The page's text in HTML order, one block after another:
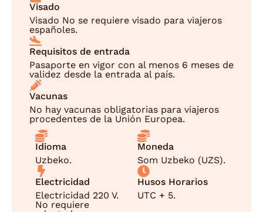
Visado
Visado No se requiere visado para viajeros
españoles.
Requisitos de entrada
Pasaporte en vigor con al menos 6 meses de
validez desde la entrada al país.
Vacunas
No hay vacunas obligatorias para viajeros
procedentes de la Unión Europea.
Idioma
Uzbeko.
Electricidad
Electricidad 220 V.
No requiere
Moneda
Som Uzbeko (UZS).
Husos Horarios
UTC + 5.